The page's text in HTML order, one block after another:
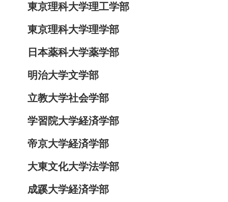
東京理科大学理工学部
東京理科大学理学部
日本薬科大学薬学部
明治大学文学部
立教大学社会学部
学習院大学経済学部
帝京大学経済学部
大東文化大学法学部
成蹊大学経済学部